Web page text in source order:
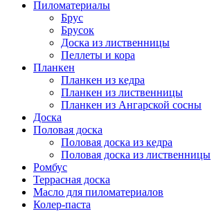
Пиломатериалы
Брус
Брусок
Доска из лиственницы
Пеллеты и кора
Планкен
Планкен из кедра
Планкен из лиственницы
Планкен из Ангарской сосны
Доска
Половая доска
Половая доска из кедра
Половая доска из лиственницы
Ромбус
Террасная доска
Масло для пиломатериалов
Колер-паста